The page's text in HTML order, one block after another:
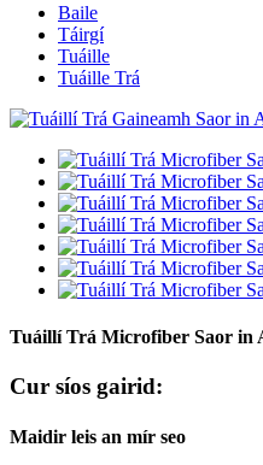
Baile
Táirgí
Tuáille
Tuáille Trá
Tuáillí Trá Microfiber Saor in
Cur síos gairid:
Maidir leis an mír seo